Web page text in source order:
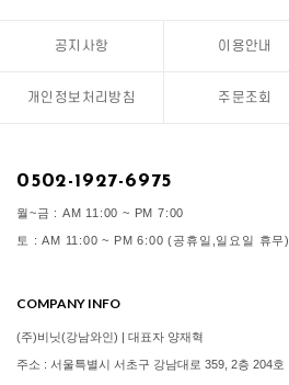
공지사항 이용안내
개인정보처리방침 주문조회
0502-1927-6975
월~금 : AM 11:00 ~ PM 7:00
토 : AM 11:00 ~ PM 6:00 (공휴일,일요일 휴무)
COMPANY INFO
(주)비닛(강남와인) | 대표자 양재혁
주소 : 서울특별시 서초구 강남대로 359, 2층 204호